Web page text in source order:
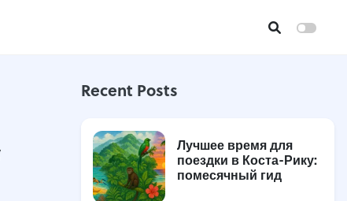
Recent Posts
Лучшее время для
поездки в Коста-Рику:
помесячный гид